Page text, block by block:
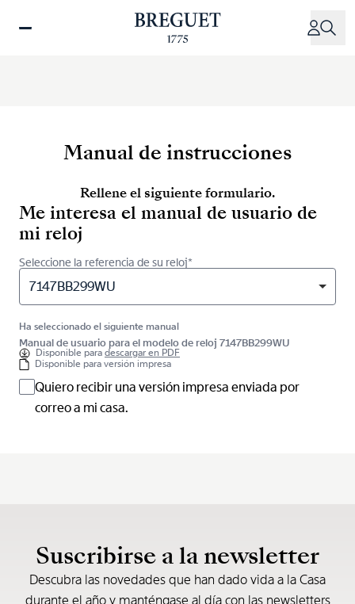
Manual de instrucciones
Rellene el siguiente formulario.
Me interesa el manual de usuario de
mi reloj
Seleccione la referencia de su reloj*
7147BB299WU
Ha seleccionado el siguiente manual
Manual de usuario para el modelo de reloj 7147BB299WU
Disponible paradescargar en PDF
Disponible para versión impresa
Quiero recibir una versión impresa enviada por
correo a mi casa.
Suscribirse a la newsletter
Descubra las novedades que han dado vida a la Casa
durante el año y manténgase al día con las newsletters